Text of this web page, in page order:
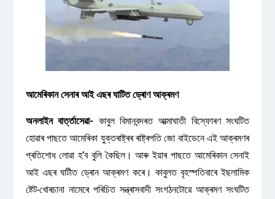
আমেৰিকান সেনাৰ আই এছৰ ঘাটিত ড্ৰোণ আক্ৰমণ
অনলাইন বাৰ্ত্তাসেৱা- কাবুল বিমানবন্দৰত আত্মাঘাতী বিস্ফোৰণ সংঘটিত
হোৱাৰ পাছতে আমেৰিকা যুক্তৰাষ্ট্ৰৰ ৰাষ্ট্ৰপতি জো বাইডেনে এই আক্ৰমণৰ
প্ৰতিশোধ লোৱা হʼব বুলি কৈছিল। আৰু ইয়াৰ পাছতে আমেৰিকান সেনাই
আই এছৰ ঘাটীত ড্ৰোন আক্ৰমণ কৰে। কাবুলত বৃহস্পতিবাৰে ইছলামিক
ষ্টেট-খোৰচানা নামেৰে পৰিচিত সন্ত্ৰাসবাদী সংগঠনটোৱে আক্ৰমণ সংঘটিত